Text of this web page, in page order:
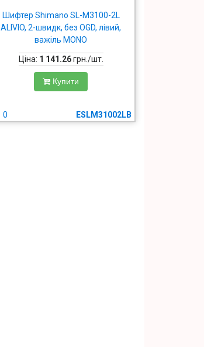
Шифтер Shimano SL-M3100-2L
ALIVIO, 2-швидк, без OGD, лівий,
важіль MONO
Ціна: 1 141.26грн./шт.
Купити
ESLM31002LB
0